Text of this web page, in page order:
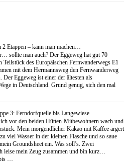
2 Etappen – kann man machen…
sollte man auch? Der Eggeweg hat gut 70
Teilstück des Europäischen Fernwanderwegs E1
mit dem Hermannsweg den Fernwanderweg
Der Eggeweg ist einer der ältesten als
in Deutschland. Grund genug, sich den mal
3: Ferndorfquelle bis Langewiese
vor den beiden Hütten-Mitbewohnern wach und
Mein morgendlicher Kakao mit Kaffee ärgert
viel Wasser in der kleinen Flasche und so saue
Groundsheet ein. Was soll’s. Zwei
leise mein Zeug zusammen und bin kurz…
…